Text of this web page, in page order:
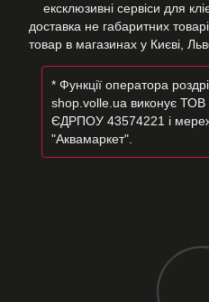
ексклюзивні сервіси для
доставка не габаритних
товар в магазинах у Києві,
* Функції оператора
shop.volle.ua виконує
ЄДРПОУ 43574221 і
"Аквамаркет".